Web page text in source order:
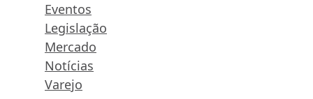
Eventos
Legislação
Mercado
Notícias
Varejo